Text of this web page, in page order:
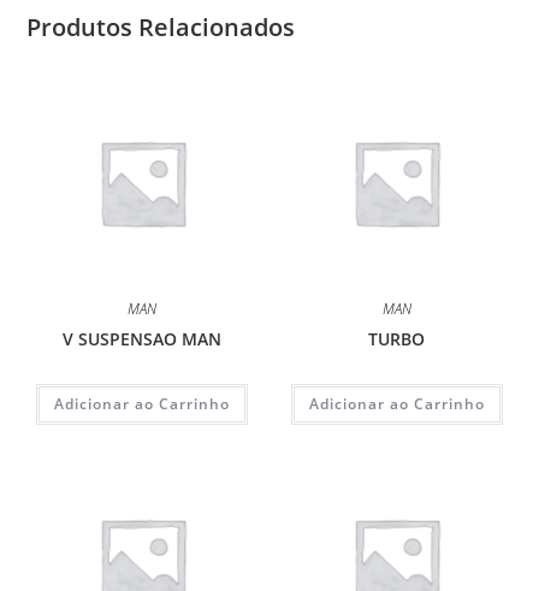
Produtos Relacionados
MAN
V SUSPENSAO MAN
Adicionar ao Carrinho
MAN
TURBO
Adicionar ao Carrinho